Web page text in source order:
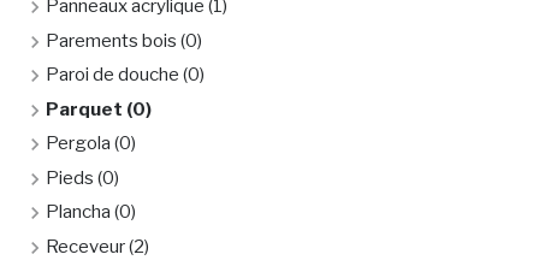
Panneaux acrylique (1)
Parements bois (0)
Paroi de douche (0)
Parquet (0)
Pergola (0)
Pieds (0)
Plancha (0)
Receveur(2)